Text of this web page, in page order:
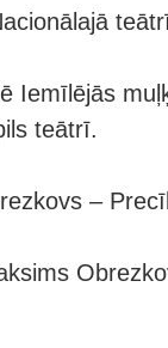
Iemīlējās
teātrī.
–